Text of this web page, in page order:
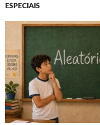
ESPECIAIS